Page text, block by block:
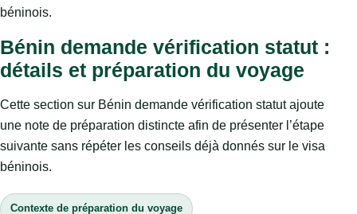
béninois.
Bénin demande vérification statut :
détails et préparation du voyage
Cette section sur Bénin demande vérification statut ajoute
une note de préparation distincte afin de présenter l’étape
suivante sans répéter les conseils déjà donnés sur le visa
béninois.
Contexte de préparation du voyage